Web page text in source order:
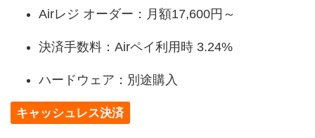
Airレジ オーダー：月額17,600円～
決済手数料：Airペイ利用時 3.24%
ハードウェア：別途購入
キャッシュレス決済